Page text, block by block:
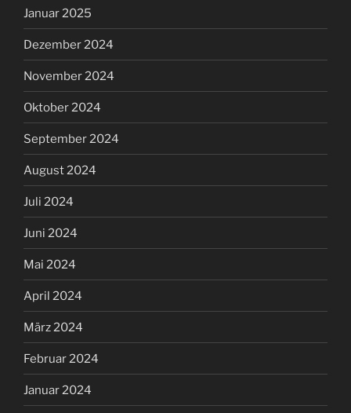
Januar 2025
Dezember 2024
November 2024
Oktober 2024
September 2024
August 2024
Juli 2024
Juni 2024
Mai 2024
April 2024
März 2024
Februar 2024
Januar 2024